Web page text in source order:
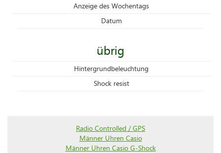
Anzeige des Wochentags
Datum
übrig
Hintergrundbeleuchtung
Shock resist
Radio Controlled / GPS
Männer Uhren Casio
Männer Uhren Casio G-Shock